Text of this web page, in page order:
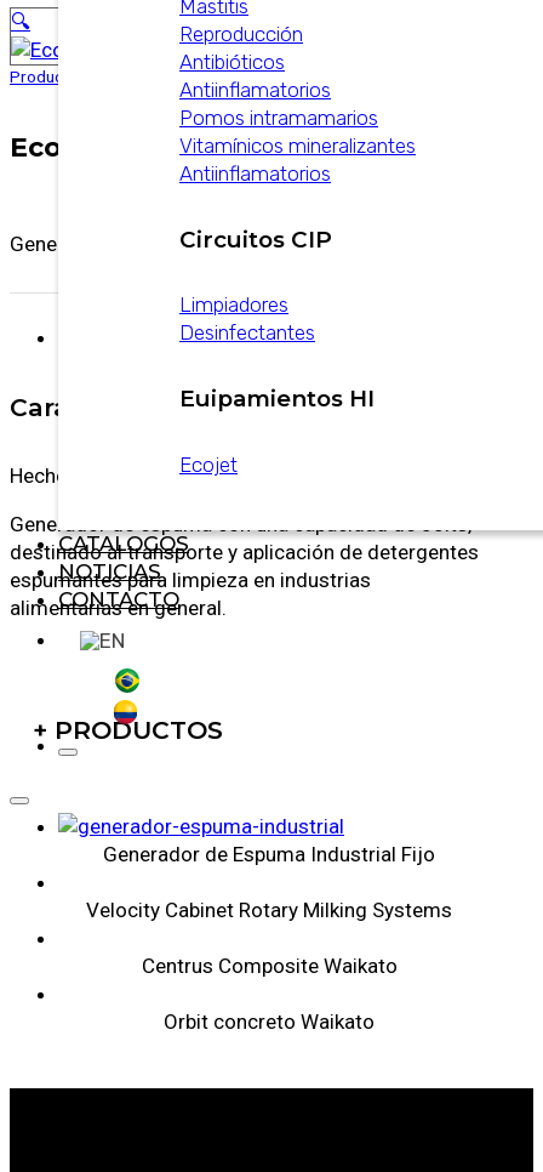
Mastitis
Reproducción
Antibióticos
Antiinflamatorios
Pomos intramamarios
Vitamínicos mineralizantes
Antiinflamatorios
Circuitos CIP
Limpiadores
Desinfectantes
Euipamientos HI
Ecojet
CATALOGOS
NOTICIAS
CONTACTO
🔍
Productos Equipamientos/Ecojet
Ecojet
Generador de espuma con una capacidad de 50lts.
Características
Hecho en acero inoxidable 304
Generador de espuma con una capacidad de 50lts,
destinado al transporte y aplicación de detergentes
espumantes para limpieza en industrias
alimentarias en general.
+ PRODUCTOS
Generador de Espuma Industrial Fijo
Velocity Cabinet Rotary Milking Systems
Centrus Composite Waikato
Orbit concreto Waikato